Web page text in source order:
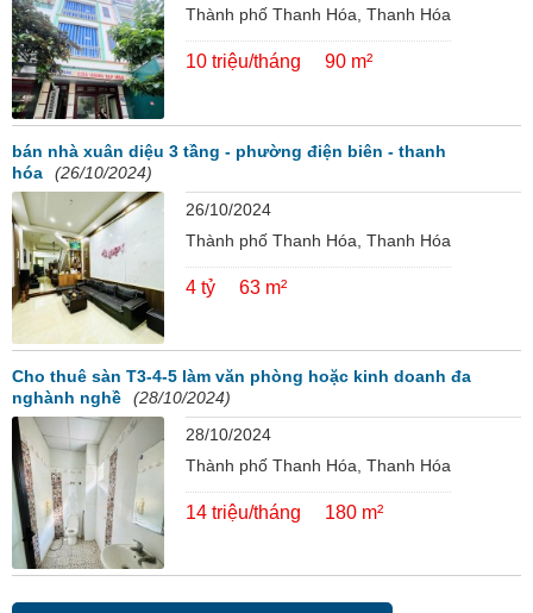
Thành phố Thanh Hóa, Thanh Hóa
10 triệu/tháng 90 m²
bán nhà xuân diệu 3 tầng - phường điện biên - thanh
hóa
(26/10/2024)
26/10/2024
Thành phố Thanh Hóa, Thanh Hóa
4 tỷ 63 m²
Cho thuê sàn T3-4-5 làm văn phòng hoặc kinh doanh đa
nghành nghề
(28/10/2024)
28/10/2024
Thành phố Thanh Hóa, Thanh Hóa
14 triệu/tháng 180 m²